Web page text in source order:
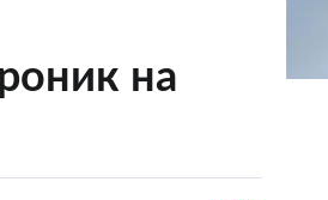
на